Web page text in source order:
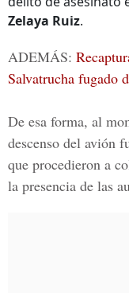
Zelaya Ruiz.
ADEMÁS:
Salvatrucha fugado
De esa forma, al
descenso del avión
que procedieron a
la presencia de las